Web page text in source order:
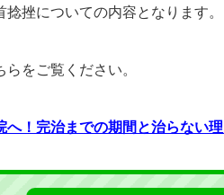
挫についての内容となります。
をご覧ください。
へ！完治までの期間と治らな